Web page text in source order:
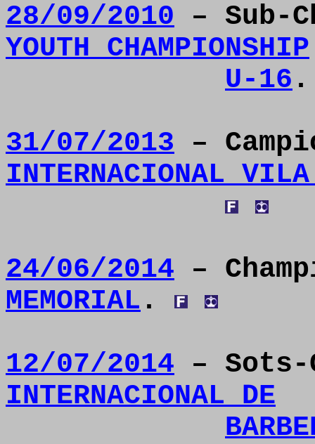
28/09/2010 – Sub-
YOUTH CHAMPIONSHIP
U-16 .
31/07/2013 –
INTERNACIONAL
24/06/2014 –
MEMORIAL .
12/07/2014 – Sots-
INTERNACIONAL DE